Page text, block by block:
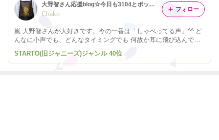
大野智さん応援blog☆今日も3104とポップンカップ
Chako
嵐 大野智さんが大好きです。今の一番は「しゃべってる声」^^ ど
んなに小声でも、どんなタイミングでも 何故か耳に飛び込んでく
る響き♪ 平日朝、ラジオから聞こえる彼の声が最強の活力源です。
さぁ、今日も一日がんばるぞ！
フォロー
STARTO(旧ジャニーズ)ジャンル 40位